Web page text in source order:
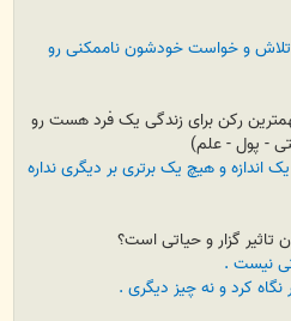
, تلاش و خواست خودشون ناممکنی رو
رکن برای زندگی یک فرد هست رو
- پول - علم)
و هیچ یک برتری بر دیگری نداره
نیست .
نگاه کرد و نه چیز دیگری .